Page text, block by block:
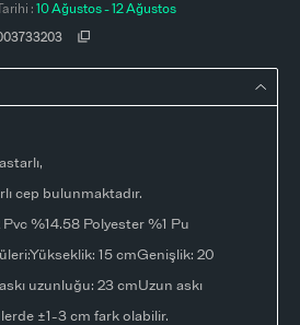
cep bulunmaktadır.
%14.58 Polyester %1 Pu
15 cmGenişlik: 20
uzunluğu: 23 cmUzun askı
±1-3 cm fark olabilir.
: 10 Ağustos - 12 Ağustos